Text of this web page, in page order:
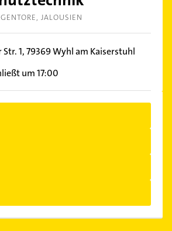
JALOUSIEN
1,79369Wyhl am Kaiserstuhl
um 17:00